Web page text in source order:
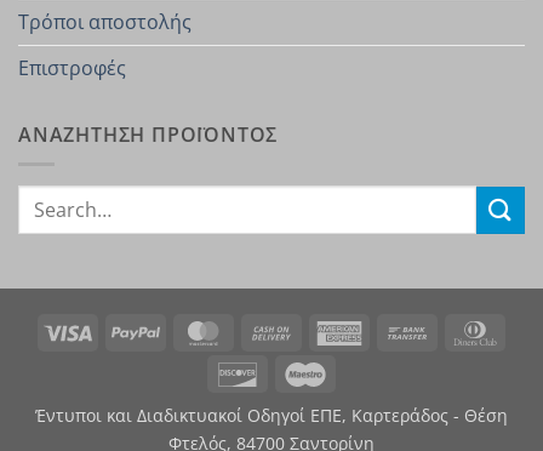
Τρόποι αποστολής
Επιστροφές
ΑΝΑΖΗΤΗΣΗ ΠΡΟΪΟΝΤΟΣ
Search
Visa PayPal MasterCardCash
On
Delivery
American Bank
Discover
Έντυποι και Διαδικτυακοί Οδηγοί ΕΠΕ, Καρτεράδος - Θέση
Φτελός, 84700 Σαντορίνη